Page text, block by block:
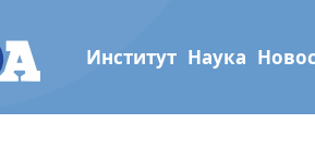
Институт Наука